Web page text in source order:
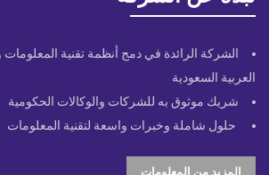
الشركة الرائدة في دمج أنظمة تقنية المعلومات
العربية السعودية
شريك موثوق به للشركات والوكالات الحكومية
حلول شاملة وخبرات واسعة لتقنية المعلومات
المزيد من المعلومات